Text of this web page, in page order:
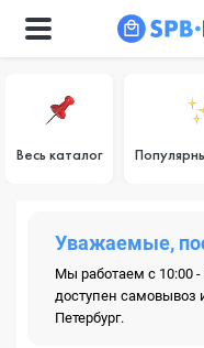
Весь каталог
Уважаемые,
Мы работаем с 10:00
доступен самовывоз
Петербург.